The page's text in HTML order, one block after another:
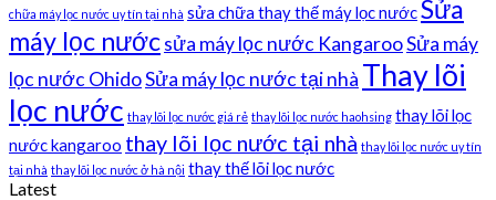
chữa máy lọc nước uy tín tại nhà sửa chữa thay thế máy lọc nướcSửa
máy lọc nướcsửa máy lọc nước KangarooSửa máy
lọc nước OhidoSửa máy lọc nước tại nhà Thay lõi
lọc nước thay lõi lọc nước giá rẻ thay lõi lọc nước haohsing thay lõi lọc
nước kangaroo thay lõi lọc nước tại nhà thay lõi lọc nước uy tín
tại nhà thay lõi lọc nước ở hà nội thay thế lõi lọc nước
Latest